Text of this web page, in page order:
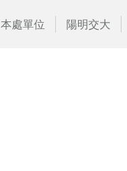
本處單位 陽明交大